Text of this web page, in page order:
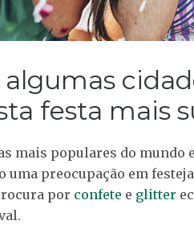
algumas
festa mais
mais populares do
preocupação em
por confete e glitter